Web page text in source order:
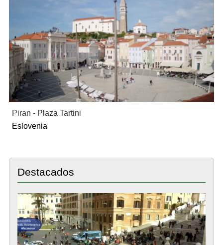
Piran - Plaza Tartini
Eslovenia
Destacados